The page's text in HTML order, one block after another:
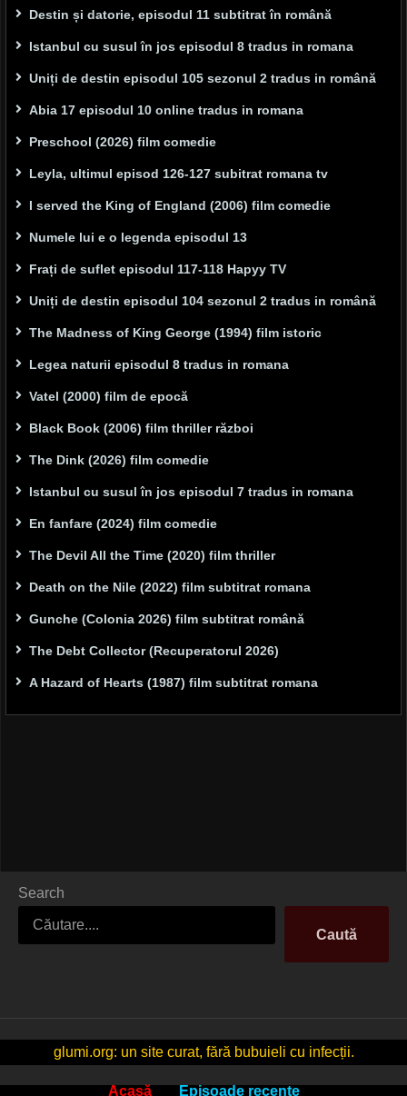
Destin și datorie, episodul 11 subtitrat în română
Istanbul cu susul în jos episodul 8 tradus in romana
Uniți de destin episodul 105 sezonul 2 tradus in română
Abia 17 episodul 10 online tradus in romana
Preschool (2026) film comedie
Leyla, ultimul episod 126-127 subitrat romana tv
I served the King of England (2006) film comedie
Numele lui e o legenda episodul 13
Frați de suflet episodul 117-118 Hapyy TV
Uniți de destin episodul 104 sezonul 2 tradus in română
The Madness of King George (1994) film istoric
Legea naturii episodul 8 tradus in romana
Vatel (2000) film de epocă
Black Book (2006) film thriller război
The Dink (2026) film comedie
Istanbul cu susul în jos episodul 7 tradus in romana
En fanfare (2024) film comedie
The Devil All the Time (2020) film thriller
Death on the Nile (2022) film subtitrat romana
Gunche (Colonia 2026) film subtitrat română
The Debt Collector (Recuperatorul 2026)
A Hazard of Hearts (1987) film subtitrat romana
Search
Caută
glumi.org: un site curat, fără bubuieli cu infecții.
Acasă Episoade recente